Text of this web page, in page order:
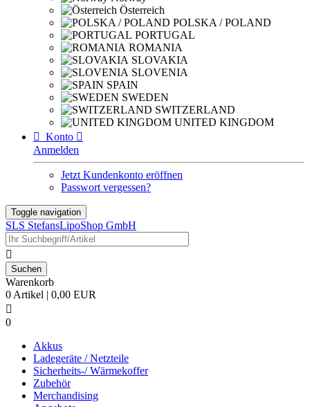
Österreich
POLSKA / POLAND
PORTUGAL
ROMANIA
SLOVAKIA
SLOVENIA
SPAIN
SWEDEN
SWITZERLAND
UNITED KINGDOM
 Konto 
Anmelden
Jetzt Kundenkonto eröffnen
Passwort vergessen?
Toggle navigation
SLS StefansLipoShop GmbH

Warenkorb
0 Artikel | 0,00 EUR

0
Akkus
Ladegeräte / Netzteile
Sicherheits-/ Wärmekoffer
Zubehör
Merchandising